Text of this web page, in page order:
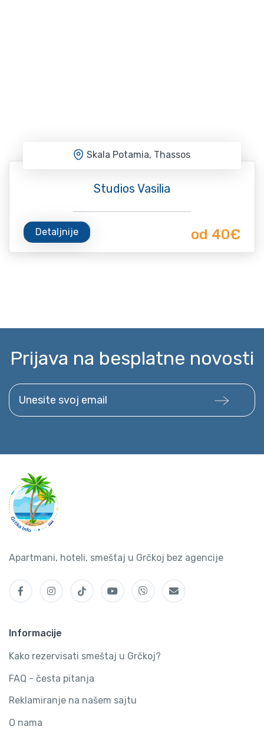
Skala Potamia, Thassos
Studios Vasilia
Detaljnije od 40€
Prijava na besplatne novosti
Unesite svoj email
Apartmani, hoteli, smeštaj u Grčkoj bez agencije
Informacije
Kako rezervisati smeštaj u Grčkoj?
FAQ - česta pitanja
Reklamiranje na našem sajtu
O nama